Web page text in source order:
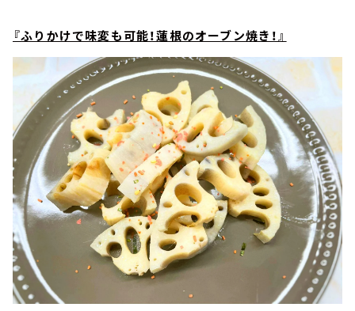
『ふりかけで味変も可能！蓮根のオーブン焼き！』